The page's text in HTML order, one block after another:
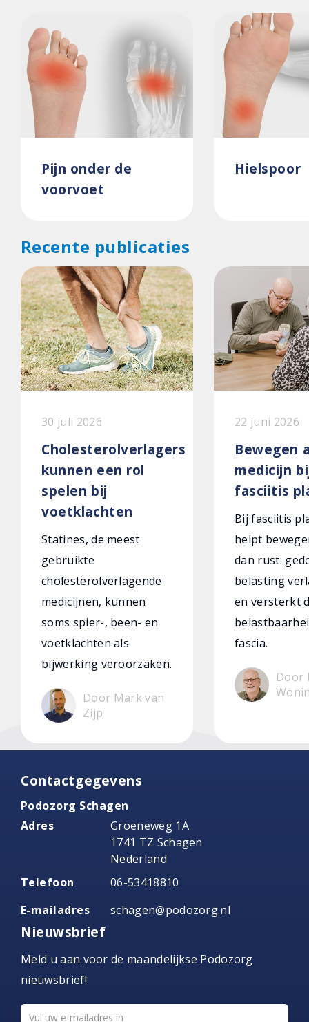
Pijn onder de
voorvoet
Hielspoor
Recente publicaties
30 juli 2026
Cholesterolverlagers
kunnen een rol
spelen bij
voetklachten
Statines, de meest
gebruikte
cholesterolverlagende
medicijnen, kunnen
soms spier-, been- en
voetklachten als
bijwerking veroorzaken.
Door Mark van
Zijp
22 juni 2026
Bewegen
medicijn
fasciitis
Bij fasciitis
helpt
dan rust:
belasting
en versterkt
fascia.
Door
Contactgegevens
Podozorg Schagen
Adres
Groeneweg 1A
1741 TZ Schagen
Nederland
Telefoon
06-53418810
E-mailadres
schagen@podozorg.nl
Nieuwsbrief
Meld u aan voor de maandelijkse Podozorg
nieuwsbrief!